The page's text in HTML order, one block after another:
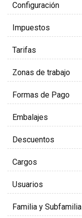
Configuración
Impuestos
Tarifas
Zonas de trabajo
Formas de Pago
Embalajes
Descuentos
Cargos
Usuarios
Familia y Subfamilia